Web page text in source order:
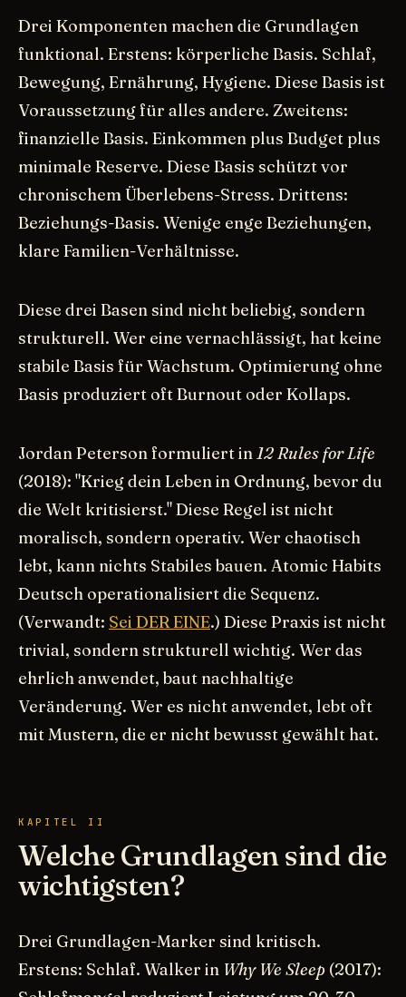
Drei Komponenten machen die Grundlagen
funktional. Erstens: körperliche Basis. Schlaf,
Bewegung, Ernährung, Hygiene. Diese Basis ist
Voraussetzung für alles andere. Zweitens:
finanzielle Basis. Einkommen plus Budget plus
minimale Reserve. Diese Basis schützt vor
chronischem Überlebens-Stress. Drittens:
Beziehungs-Basis. Wenige enge Beziehungen,
klare Familien-Verhältnisse.
Diese drei Basen sind nicht beliebig, sondern
strukturell. Wer eine vernachlässigt, hat keine
stabile Basis für Wachstum. Optimierung ohne
Basis produziert oft Burnout oder Kollaps.
Jordan Peterson formuliert in12 Rules for Life
(2018): "Krieg dein Leben in Ordnung, bevor du
die Welt kritisierst." Diese Regel ist nicht
moralisch, sondern operativ. Wer chaotisch
lebt, kann nichts Stabiles bauen. Atomic Habits
Deutsch operationalisiert die Sequenz.
(Verwandt: Sei DER EINE.) Diese Praxis ist nicht
trivial, sondern strukturell wichtig. Wer das
ehrlich anwendet, baut nachhaltige
Veränderung. Wer es nicht anwendet, lebt oft
mit Mustern, die er nicht bewusst gewählt hat.
KAPITEL II
Welche Grundlagen sind die
wichtigsten?
Drei Grundlagen-Marker sind kritisch.
Erstens: Schlaf. Walker in Why We Sleep (2017):